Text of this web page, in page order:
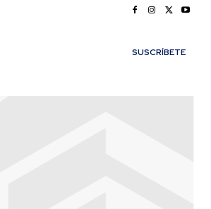
SUSCRÍBETE